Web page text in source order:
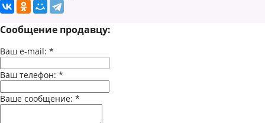
Сообщение продавцу:
Ваш e-mail: *
Ваш телефон: *
Ваше сообщение: *